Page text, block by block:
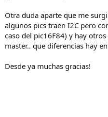
Otra duda aparte que me
algunos pics traen I2C pero
caso del pic16F84) y hay
master.. que diferencias hay
Desde ya muchas gracias!